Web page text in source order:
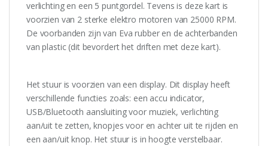
verlichting en een 5 puntgordel. Tevens is deze kart is
voorzien van 2 sterke elektro motoren van 25000 RPM.
De voorbanden zijn van Eva rubber en de achterbanden
van plastic (dit bevordert het driften met deze kart).
Het stuur is voorzien van een display. Dit display heeft
verschillende functies zoals: een accu indicator,
USB/Bluetooth aansluiting voor muziek, verlichting
aan/uit te zetten, knopjes voor en achter uit te rijden en
een aan/uit knop. Het stuur is in hoogte verstelbaar.